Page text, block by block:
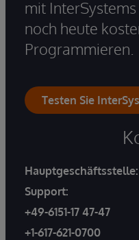
mit
noch heute
Programmieren.
Testen Sie
Hauptgeschäftsstelle:
Support:
+49-6151-17 47-47
+1-617-621-0700